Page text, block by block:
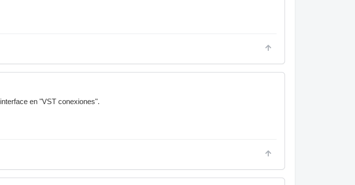
en "VST conexiones".